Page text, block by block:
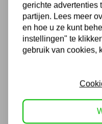
Efficiënt
de juiste
voor efficiënt,
nu dagelijks actief
een industriële
gerichte advertenties
partijen. Lees meer
en hoe u ze kunt
instellingen" te
gebruik van cookies,